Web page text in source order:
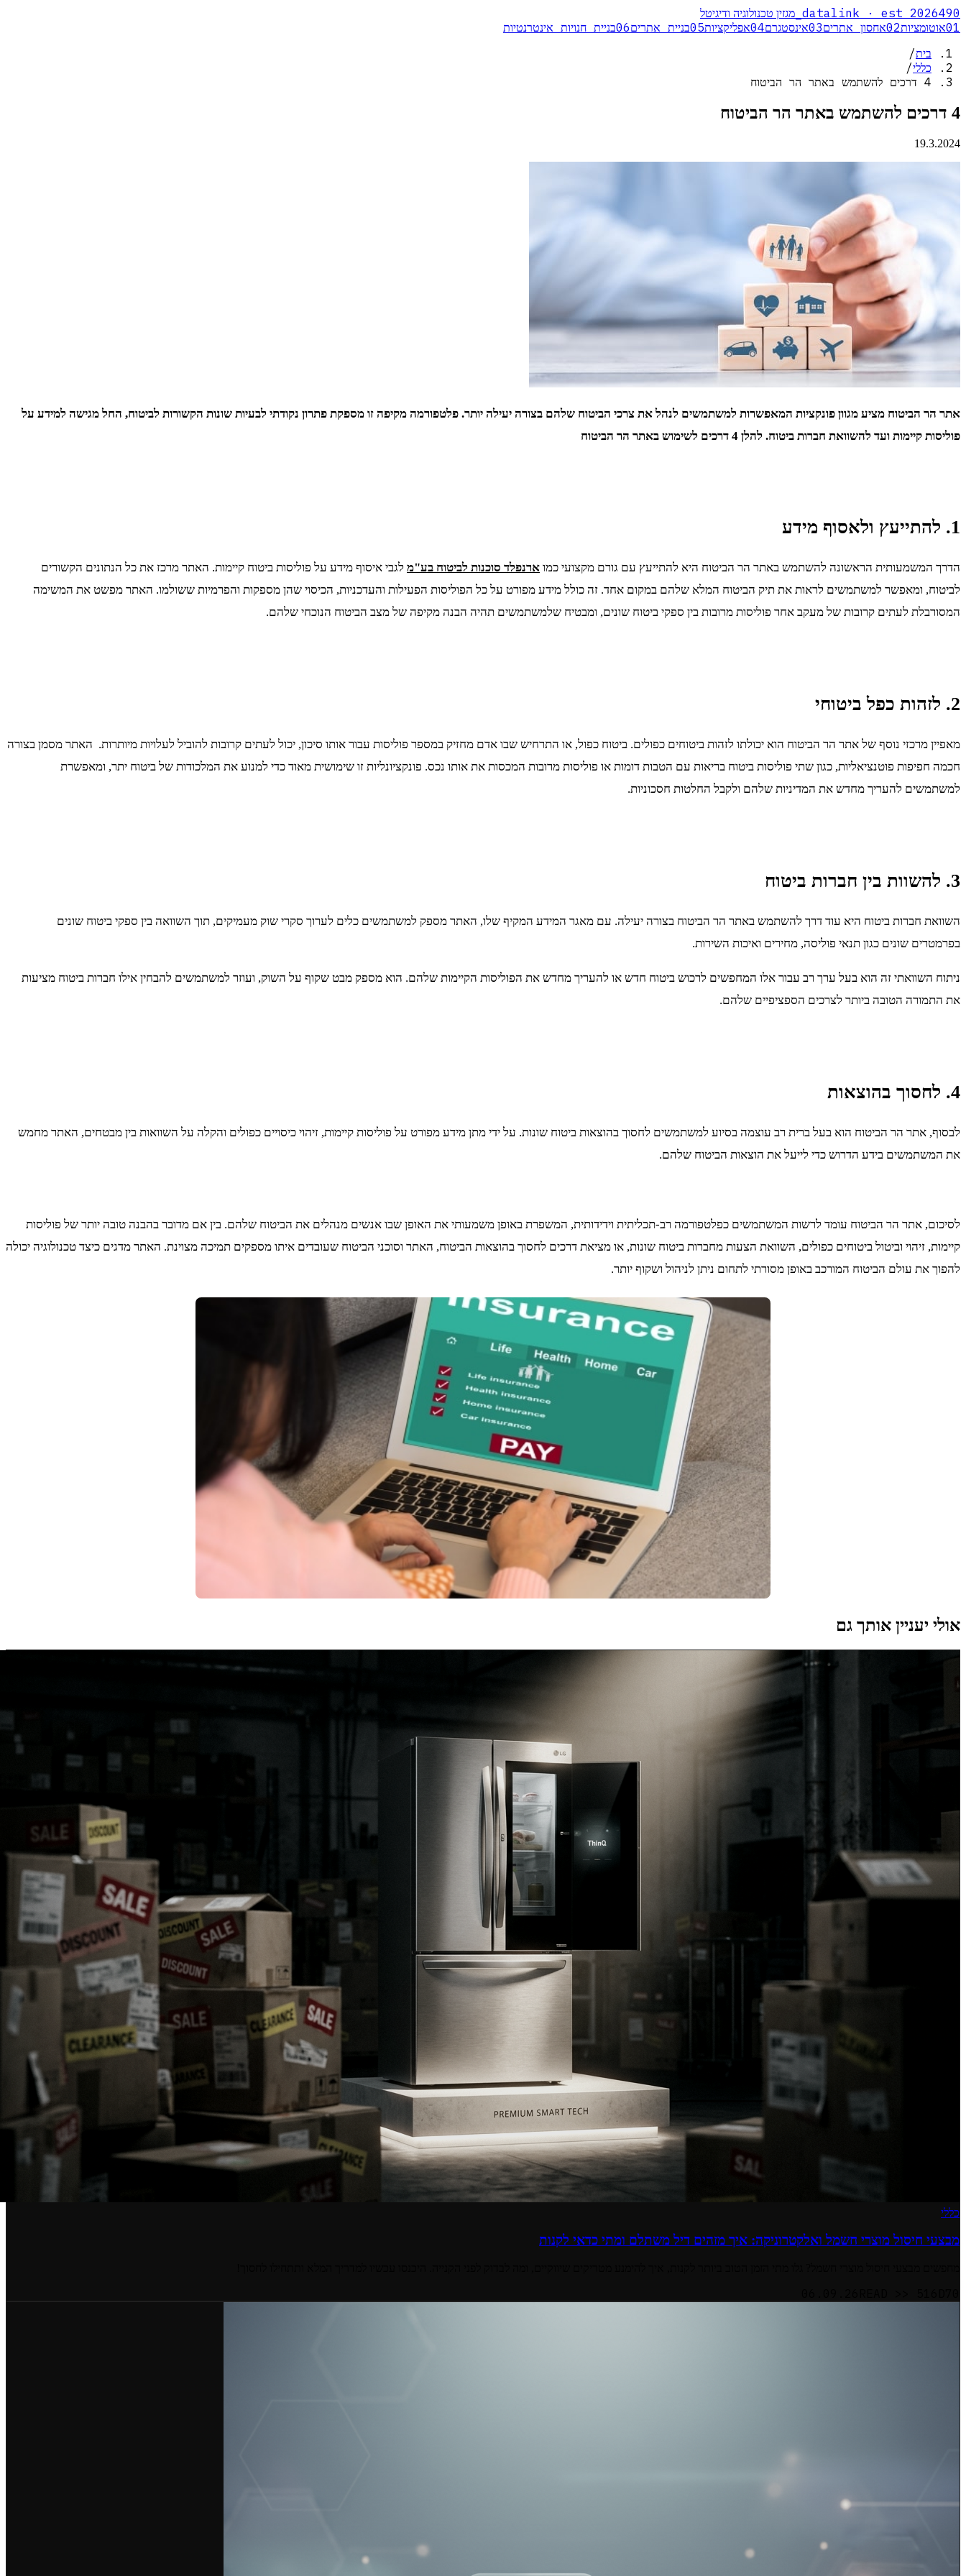
datalink · est 2026490 מגזין טכנולוגיה ודיגיטל
01אוטומציות02אחסון אתרים03אינסטגרם04אפליקציות05בניית אתרים06בניית חנויות אינטרנטיות
בית/
כללי/
4 דרכים להשתמש באתר הר הביטוח
4 דרכים להשתמש באתר הר הביטוח
19.3.2024
אתר הר הביטוח מציע מגוון פונקציות המאפשרות למשתמשים לנהל את צרכי הביטוח שלהם בצורה יעילה יותר. פלטפורמה מקיפה זו מספקת פתרון נקודתי לבעיות שונות הקשורות לביטוח, החל מגישה למידע על
פוליסות קיימות ועד להשוואת חברות ביטוח. להלן 4 דרכים לשימוש באתר הר הביטוח
1. להתייעץ ולאסוף מידע
הדרך המשמעותית הראשונה להשתמש באתר הר הביטוח היא להתייעץ עם גורם מקצועי כמו ארנפלד סוכנות לביטוח בע"מ לגבי איסוף מידע על פוליסות ביטוח קיימות. האתר מרכז את כל הנתונים הקשורים
לביטוח, ומאפשר למשתמשים לראות את תיק הביטוח המלא שלהם במקום אחד. זה כולל מידע מפורט על כל הפוליסות הפעילות והעדכניות, הכיסוי שהן מספקות והפרמיות ששולמו. האתר מפשט את המשימה
המסורבלת לעתים קרובות של מעקב אחר פוליסות מרובות בין ספקי ביטוח שונים, ומבטיח שלמשתמשים תהיה הבנה מקיפה של מצב הביטוח הנוכחי שלהם.
2. לזהות כפל ביטוחי
מאפיין מרכזי נוסף של אתר הר הביטוח הוא יכולתו לזהות ביטוחים כפולים. ביטוח כפול, או התרחיש שבו אדם מחזיק במספר פוליסות עבור אותו סיכון, יכול לעתים קרובות להוביל לעלויות מיותרות. האתר מסמן בצורה
חכמה חפיפות פוטנציאליות, כגון שתי פוליסות ביטוח בריאות עם הטבות דומות או פוליסות מרובות המכסות את אותו נכס. פונקציונליות זו שימושית מאוד כדי למנוע את המלכודות של ביטוח יתר, ומאפשרת
למשתמשים להעריך מחדש את המדיניות שלהם ולקבל החלטות חסכוניות.
3. להשוות בין חברות ביטוח
השוואת חברות ביטוח היא עוד דרך להשתמש באתר הר הביטוח בצורה יעילה. עם מאגר המידע המקיף שלו, האתר מספק למשתמשים כלים לערוך סקרי שוק מעמיקים, תוך השוואה בין ספקי ביטוח שונים
בפרמטרים שונים כגון תנאי פוליסה, מחירים ואיכות השירות.
ניתוח השוואתי זה הוא בעל ערך רב עבור אלו המחפשים לרכוש ביטוח חדש או להעריך מחדש את הפוליסות הקיימות שלהם. הוא מספק מבט שקוף על השוק, ועוזר למשתמשים להבחין אילו חברות ביטוח מציעות
את התמורה הטובה ביותר לצרכים הספציפיים שלהם.
4. לחסוך בהוצאות
לבסוף, אתר הר הביטוח הוא בעל ברית רב עוצמה בסיוע למשתמשים לחסוך בהוצאות ביטוח שונות. על ידי מתן מידע מפורט על פוליסות קיימות, זיהוי כיסויים כפולים והקלה על השוואות בין מבטחים, האתר מחמש
את המשתמשים בידע הדרוש כדי לייעל את הוצאות הביטוח שלהם.
לסיכום, אתר הר הביטוח עומד לרשות המשתמשים כפלטפורמה רב-תכליתית וידידותית, המשפרת באופן משמעותי את האופן שבו אנשים מנהלים את הביטוח שלהם. בין אם מדובר בהבנה טובה יותר של פוליסות
קיימות, זיהוי וביטול ביטוחים כפולים, השוואת הצעות מחברות ביטוח שונות, או מציאת דרכים לחסוך בהוצאות הביטוח, האתר וסוכני הביטוח שעובדים איתו מספקים תמיכה מצוינת. האתר מדגים כיצד טכנולוגיה יכולה
להפוך את עולם הביטוח המורכב באופן מסורתי לתחום ניתן לניהול ושקוף יותר.
אולי יעניין אותך גם
כללי
מבצעי חיסול מוצרי חשמל ואלקטרוניקה: איך מזהים דיל משתלם ומתי כדאי לקנות